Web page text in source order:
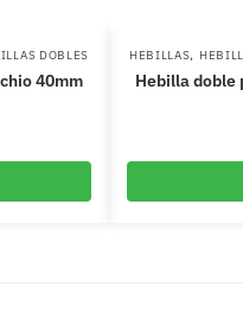
DOBLES
40mm
HEBILLAS,
Hebilla doble